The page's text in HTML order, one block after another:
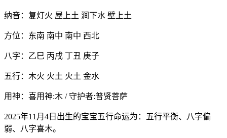
纳音：复灯火 屋上土 涧下水 壁上土
方位：东南 南中 南中 西北
八字：乙巳 丙戌 丁丑 庚子
五行：木火 火土 火土 金水
用神：喜用神:木 / 守护者:普贤菩萨
2025年11月4日出生的宝宝五行命运为：五行平衡、八字偏
弱、八字喜木。